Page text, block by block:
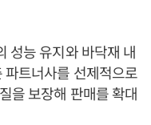
성능 유지와 바닥재 내
트너사를 선제적으로
을 보장해 판매를 확대